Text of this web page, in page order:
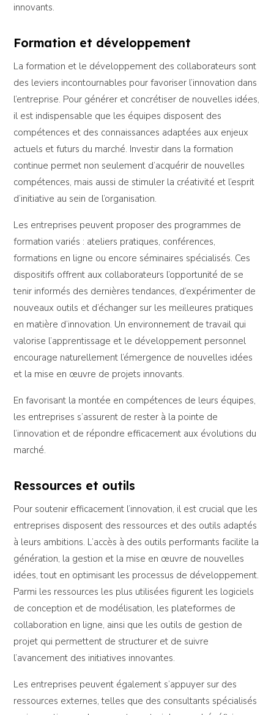
innovants.
Formation et développement
La formation et le développement des collaborateurs sont
des leviers incontournables pour favoriser l’innovation dans
l’entreprise. Pour générer et concrétiser de nouvelles idées,
il est indispensable que les équipes disposent des
compétences et des connaissances adaptées aux enjeux
actuels et futurs du marché. Investir dans la formation
continue permet non seulement d’acquérir de nouvelles
compétences, mais aussi de stimuler la créativité et l’esprit
d’initiative au sein de l’organisation.
Les entreprises peuvent proposer des programmes de
formation variés : ateliers pratiques, conférences,
formations en ligne ou encore séminaires spécialisés. Ces
dispositifs offrent aux collaborateurs l’opportunité de se
tenir informés des dernières tendances, d’expérimenter de
nouveaux outils et d’échanger sur les meilleures pratiques
en matière d’innovation. Un environnement de travail qui
valorise l’apprentissage et le développement personnel
encourage naturellement l’émergence de nouvelles idées
et la mise en œuvre de projets innovants.
En favorisant la montée en compétences de leurs équipes,
les entreprises s’assurent de rester à la pointe de
l’innovation et de répondre efficacement aux évolutions du
marché.
Ressources et outils
Pour soutenir efficacement l’innovation, il est crucial que les
entreprises disposent des ressources et des outils adaptés
à leurs ambitions. L’accès à des outils performants facilite la
génération, la gestion et la mise en œuvre de nouvelles
idées, tout en optimisant les processus de développement.
Parmi les ressources les plus utilisées figurent les logiciels
de conception et de modélisation, les plateformes de
collaboration en ligne, ainsi que les outils de gestion de
projet qui permettent de structurer et de suivre
l’avancement des initiatives innovantes.
Les entreprises peuvent également s’appuyer sur des
ressources externes, telles que des consultants spécialisés